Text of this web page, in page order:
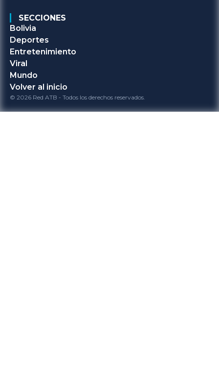
SECCIONES
Bolivia
Deportes
Entretenimiento
Viral
Mundo
Volver al inicio
© 2026 Red ATB - Todos los derechos reservados.